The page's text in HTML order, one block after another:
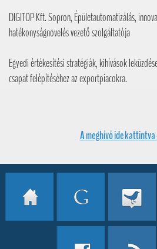
DIGITOP Kft. Sopron, Épületautomatizálás,
hatékonyságnövelés vezető szolgáltatója
Egyedi értékesítési stratégiák, kihívások
csapat felépítéséhez az exportpiacokra.
A meghívó ide